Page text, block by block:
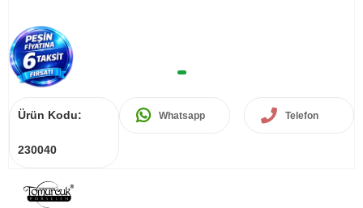
Ürün Kodu:
230040
Whatsapp Telefon